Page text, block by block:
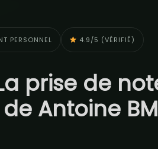
PERSONNEL 4.9/5 (VÉRIFIÉ)
prise de
Antoine BM